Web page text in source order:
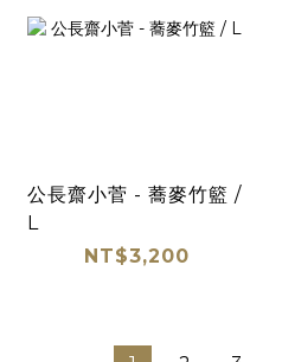
公長齋小菅 - 蕎麥竹籃 /
L
NT$3,200